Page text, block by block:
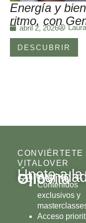
Energía y
ritmo, con
abril 2, 2026
DESCUBRIR
CONVIÉRTETE
VITALOVER
Únete a la
OlioVita
Contenidos
exclusivos y
Acceso